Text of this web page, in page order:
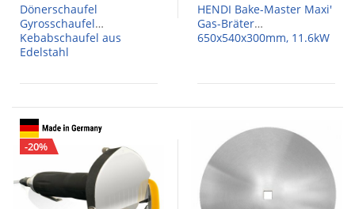
Dönerschaufel
Gyrosschaufel
Kebabschaufel aus
Edelstahl
HENDI Bake-Master Maxi'
Gas-Bräter
650x540x300mm, 11.6kW
-20%